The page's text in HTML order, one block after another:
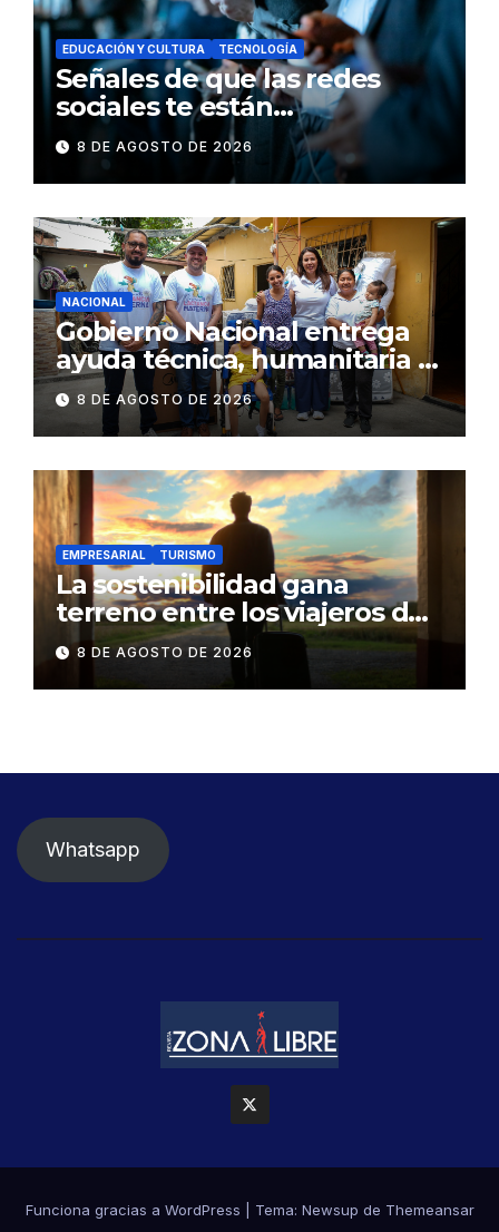
EDUCACIÓN Y CULTURA TECNOLOGÍA
Señales de que las redes
sociales te están
consumiendo
8 DE AGOSTO DE 2026
NACIONAL
Gobierno Nacional entrega
ayuda técnica, humanitaria y
Bono Joaquín Gallegos Lara a
familia en situación de
vulnerabilidad
8 DE AGOSTO DE 2026
EMPRESARIAL TURISMO
La sostenibilidad gana
terreno entre los viajeros de
negocios
8 DE AGOSTO DE 2026
Whatsapp
Funciona gracias a WordPress Tema: Newsup de Themeansar